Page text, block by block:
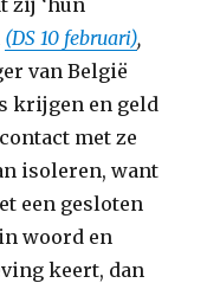
zij ‘hun
(DS 10 februari),
van België
krijgen en geld
met ze
isoleren, want
een gesloten
woord en
keert, dan